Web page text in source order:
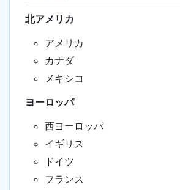
北アメリカ
アメリカ
カナダ
メキシコ
ヨーロッパ
西ヨーロッパ
イギリス
ドイツ
フランス